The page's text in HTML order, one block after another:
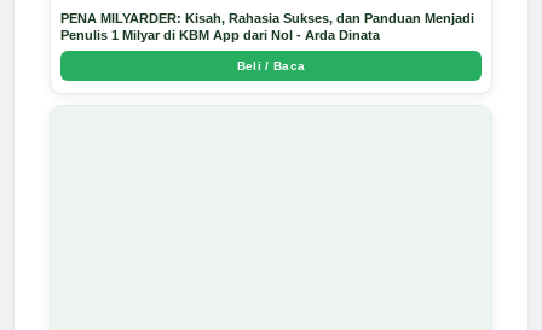
PENA MILYARDER: Kisah, Rahasia Sukses, dan Panduan Menjadi
Penulis 1 Milyar di KBM App dari Nol - Arda Dinata
Beli / Baca